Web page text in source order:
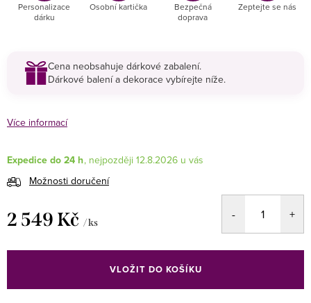
Personalizace
dárku
Osobní kartička
Bezpečná
doprava
Zeptejte se nás
Cena neobsahuje dárkové zabalení.
Dárkové balení a dekorace vybírejte níže.
Více informací
Expedice do 24 h
12.8.2026
Možnosti doručení
2 549 Kč / ks
cena:
VLOŽIT DO KOŠÍKU